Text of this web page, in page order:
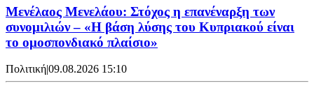
Μενέλαος Μενελάου: Στόχος η επανέναρξη των
συνομιλιών – «Η βάση λύσης του Κυπριακού είναι
το ομοσπονδιακό πλαίσιο»
Πολιτική|09.08.2026 15:10